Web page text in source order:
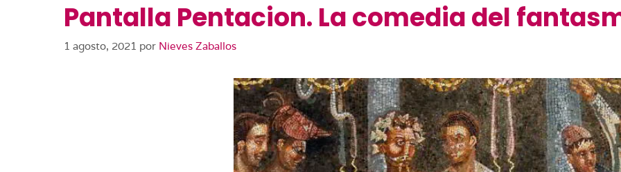
Pantalla Pentacion. La comedia del
1 agosto, 2021 por Nieves Zaballos